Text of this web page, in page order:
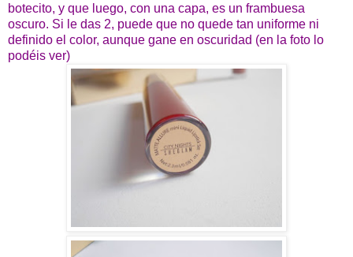
botecito, y que luego, con una capa, es un frambuesa
oscuro. Si le das 2, puede que no quede tan uniforme ni
definido el color, aunque gane en oscuridad (en la foto lo
podéis ver)